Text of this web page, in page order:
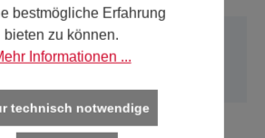
unsere Produkteinnerhalb Österreich
online kaufen. Für alle anderen
bestmögliche Erfahrung
bieten zu können.
Informationen ...
technisch notwendige